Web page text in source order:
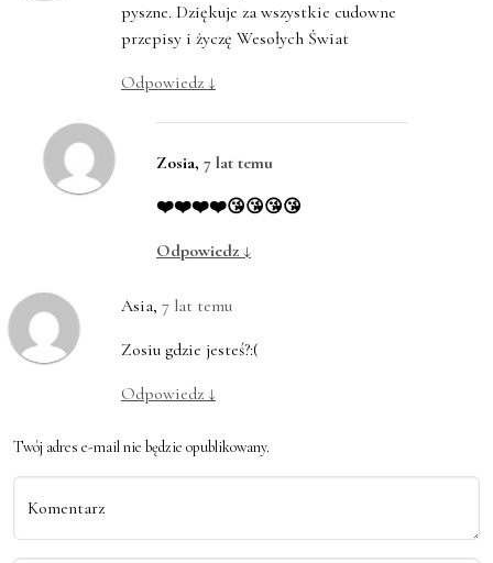
pyszne. Dziękuje za wszystkie cudowne
przepisy i życzę Wesołych Świat
Odpowiedz ↓
Zosia, 7 lat temu
❤️❤️❤️❤️😘😘😘😘
Odpowiedz ↓
Asia, 7 lat temu
Zosiu gdzie jesteś?:(
Odpowiedz ↓
Twój adres e-mail nie będzie opublikowany.
Komentarz